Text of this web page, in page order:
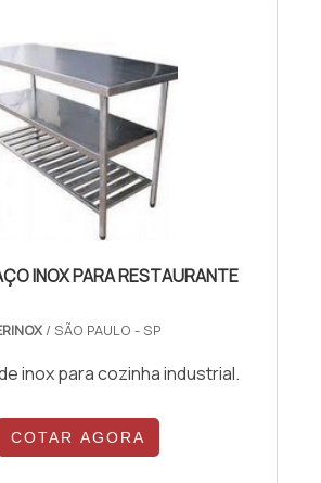
INOX PARA RESTAURANTE
/ SÃO PAULO - SP
inox para cozinha industrial.
COTAR AGORA